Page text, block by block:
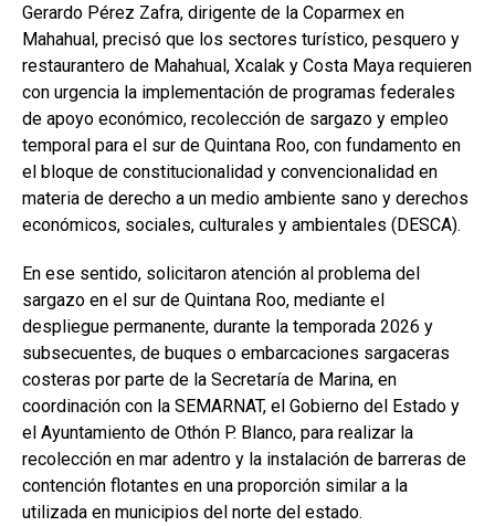
Gerardo Pérez Zafra, dirigente de la Coparmex en
Mahahual, precisó que los sectores turístico, pesquero y
restaurantero de Mahahual, Xcalak y Costa Maya requieren
con urgencia la implementación de programas federales
de apoyo económico, recolección de sargazo y empleo
temporal para el sur de Quintana Roo, con fundamento en
el bloque de constitucionalidad y convencionalidad en
materia de derecho a un medio ambiente sano y derechos
económicos, sociales, culturales y ambientales (DESCA).
En ese sentido, solicitaron atención al problema del
sargazo en el sur de Quintana Roo, mediante el
despliegue permanente, durante la temporada 2026 y
subsecuentes, de buques o embarcaciones sargaceras
costeras por parte de la Secretaría de Marina, en
coordinación con la SEMARNAT, el Gobierno del Estado y
el Ayuntamiento de Othón P. Blanco, para realizar la
recolección en mar adentro y la instalación de barreras de
contención flotantes en una proporción similar a la
utilizada en municipios del norte del estado.